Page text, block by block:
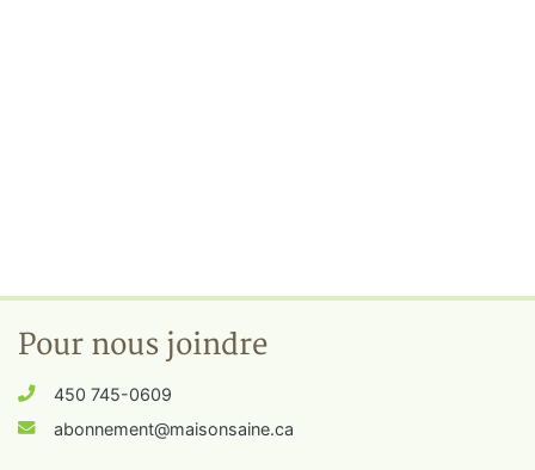
Pour nous joindre
450 745-0609
abonnement@maisonsaine.ca